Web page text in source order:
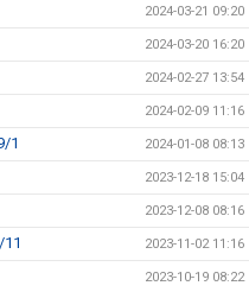
2024-03-21 09:20
2024-03-20 16:20
2024-02-27 13:54
2024-02-09 11:16
1 2024-01-08 08:13
2023-12-18 15:04
2023-12-08 08:16
2023-11-02 11:16
2023-10-19 08:22